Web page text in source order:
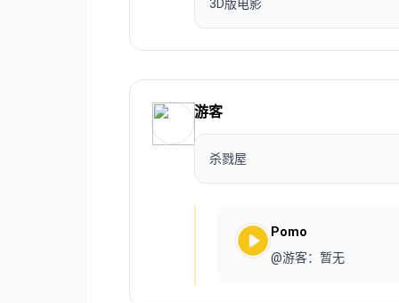
3D版电影
游客
杀戮屋
Pomo
@游客：暂无